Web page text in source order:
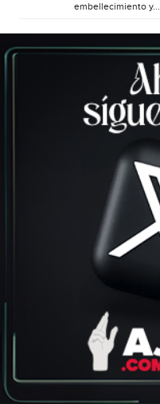
embellecimiento y...